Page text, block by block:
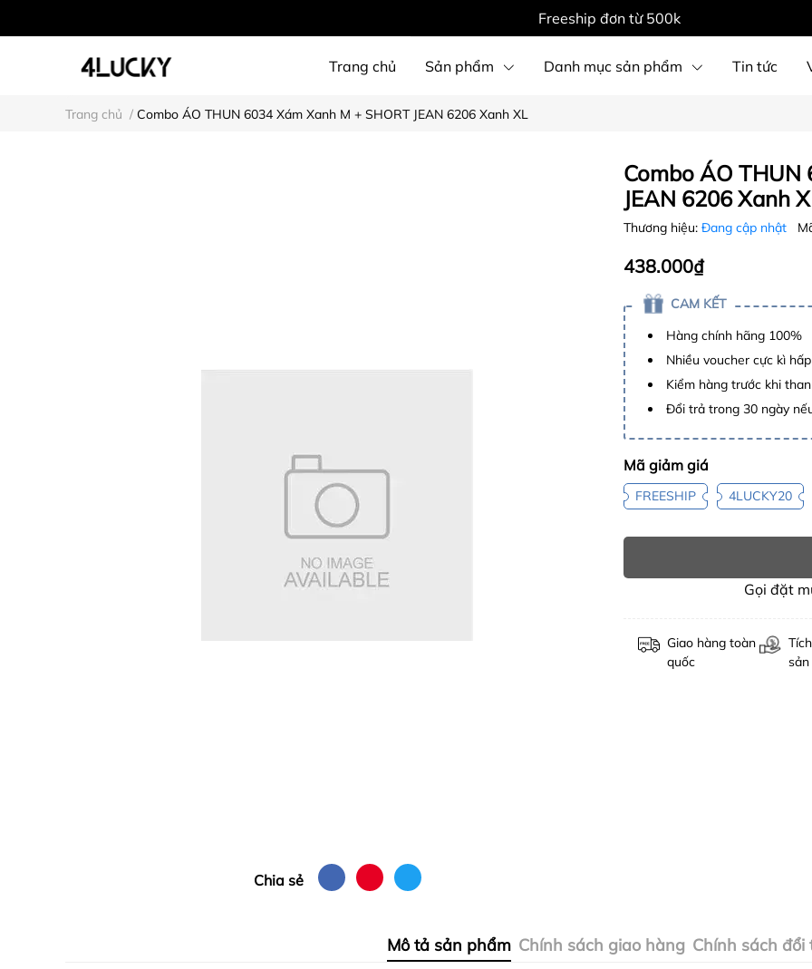
Freeship đơn từ 500k
Trang chủ Sản phẩm Danh mục sản phẩm Tin tức
Trang chủ / Combo ÁO THUN 6034 Xám Xanh M + SHORT JEAN 6206 Xanh XL
Chia sẻ
Combo ÁO THUN
JEAN 6206 Xanh
Thương hiệu: Đang cập nhật
438.000₫
CAM KẾT
Hàng chính hãng 100%
Nhiều voucher cực kì
Kiểm hàng trước khi
Đổi trả trong 30 ngày
Mã giảm giá
FREESHIP 4LUCKY20
Gọi đặt
Giao hàng toàn
quốc
Mô tả sản phẩm Chính sách giao hàng Chính sách đổi